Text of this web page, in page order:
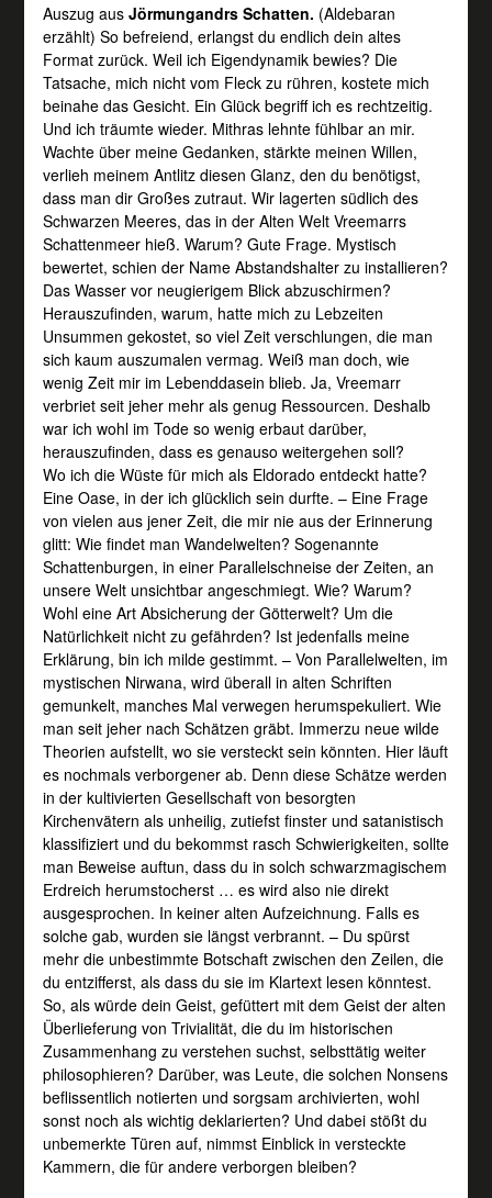
Auszug aus Jörmungandrs Schatten. (Aldebaran
erzählt) So befreiend, erlangst du endlich dein altes
Format zurück. Weil ich Eigendynamik bewies? Die
Tatsache, mich nicht vom Fleck zu rühren, kostete mich
beinahe das Gesicht. Ein Glück begriff ich es rechtzeitig.
Und ich träumte wieder. Mithras lehnte fühlbar an mir.
Wachte über meine Gedanken, stärkte meinen Willen,
verlieh meinem Antlitz diesen Glanz, den du benötigst,
dass man dir Großes zutraut. Wir lagerten südlich des
Schwarzen Meeres, das in der Alten Welt Vreemarrs
Schattenmeer hieß. Warum? Gute Frage. Mystisch
bewertet, schien der Name Abstandshalter zu installieren?
Das Wasser vor neugierigem Blick abzuschirmen?
Herauszufinden, warum, hatte mich zu Lebzeiten
Unsummen gekostet, so viel Zeit verschlungen, die man
sich kaum auszumalen vermag. Weiß man doch, wie
wenig Zeit mir im Lebenddasein blieb. Ja, Vreemarr
verbriet seit jeher mehr als genug Ressourcen. Deshalb
war ich wohl im Tode so wenig erbaut darüber,
herauszufinden, dass es genauso weitergehen soll?
Wo ich die Wüste für mich als Eldorado entdeckt hatte?
Eine Oase, in der ich glücklich sein durfte. – Eine Frage
von vielen aus jener Zeit, die mir nie aus der Erinnerung
glitt: Wie findet man Wandelwelten? Sogenannte
Schattenburgen, in einer Parallelschneise der Zeiten, an
unsere Welt unsichtbar angeschmiegt. Wie? Warum?
Wohl eine Art Absicherung der Götterwelt? Um die
Natürlichkeit nicht zu gefährden? Ist jedenfalls meine
Erklärung, bin ich milde gestimmt. – Von Parallelwelten, im
mystischen Nirwana, wird überall in alten Schriften
gemunkelt, manches Mal verwegen herumspekuliert. Wie
man seit jeher nach Schätzen gräbt. Immerzu neue wilde
Theorien aufstellt, wo sie versteckt sein könnten. Hier läuft
es nochmals verborgener ab. Denn diese Schätze werden
in der kultivierten Gesellschaft von besorgten
Kirchenvätern als unheilig, zutiefst finster und satanistisch
klassifiziert und du bekommst rasch Schwierigkeiten, sollte
man Beweise auftun, dass du in solch schwarzmagischem
Erdreich herumstocherst … es wird also nie direkt
ausgesprochen. In keiner alten Aufzeichnung. Falls es
solche gab, wurden sie längst verbrannt. – Du spürst
mehr die unbestimmte Botschaft zwischen den Zeilen, die
du entzifferst, als dass du sie im Klartext lesen könntest.
So, als würde dein Geist, gefüttert mit dem Geist der alten
Überlieferung von Trivialität, die du im historischen
Zusammenhang zu verstehen suchst, selbsttätig weiter
philosophieren? Darüber, was Leute, die solchen Nonsens
beflissentlich notierten und sorgsam archivierten, wohl
sonst noch als wichtig deklarierten? Und dabei stößt du
unbemerkte Türen auf, nimmst Einblick in versteckte
Kammern, die für andere verborgen bleiben?